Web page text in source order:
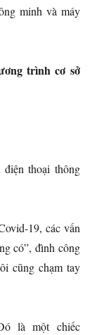
minh và máy
trình cơ sở
thoại thông
19, các vấn
có”, đình công
cũng chạm tay
là một chiếc